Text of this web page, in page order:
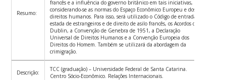
Resumo:
francês e a influência do governo britânico em tais iniciativas,
considerando-se as normas do Espaço Econômico Europeu e dos
direitos humanos. Para isso, será utilizado o Código de entrada e
estada de estrangeiros e de direito de asilo francês, os Acordos de
Dublin, a Convenção de Genebra de 1951, a Declaração
Universal de Direitos Humanos e a Convenção Europeia dos
Direitos do Homem. Também se utilizará da abordagem da
crimigração.
Descrição:
TCC (graduação) – Universidade Federal de Santa Catarina.
Centro Sócio-Econômico. Relações Internacionais.